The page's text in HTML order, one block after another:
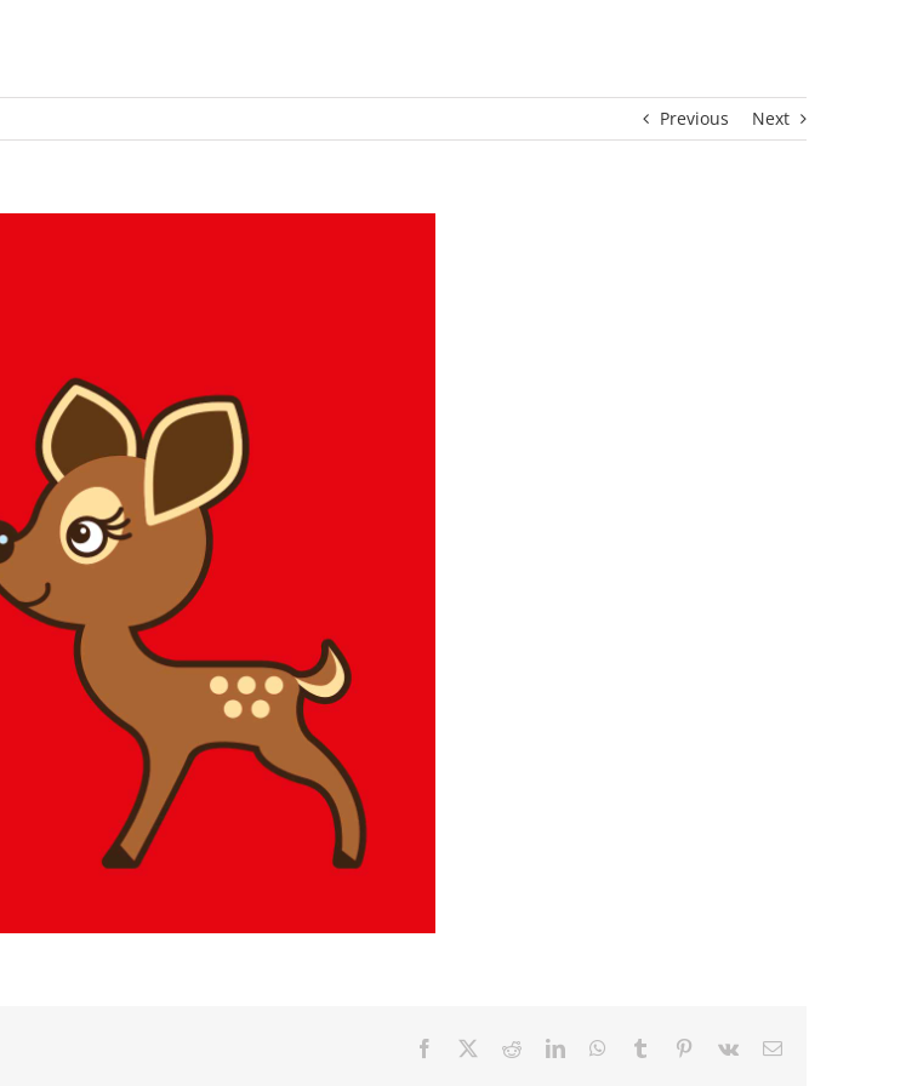
Previous Next
Facebook RedditLinkedInWhatsApp
Tumblr Pinterest
Vk
E-